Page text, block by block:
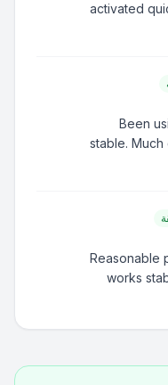
activated
Been
stable.
Reasonable
works